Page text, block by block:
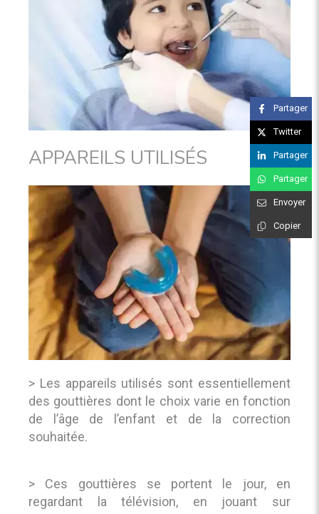
APPAREILS UTILISÉS
> Les appareils utilisés sont essentiellement
des gouttières dont le choix varie en fonction
de l’âge de l’enfant et de la correction
souhaitée.
> Ces gouttières se portent le jour, en
regardant la télévision, en jouant sur
Partager
Twitter
Partager
Partager
Envoyer
Copier